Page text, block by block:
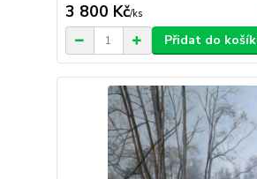
3 800 Kč/ks
Přidat do